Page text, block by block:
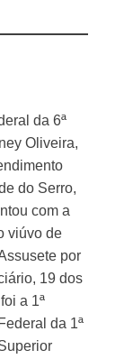
da 6ª
Oliveira,
do Serro,
com a
viúvo de
por
19 dos
a 1ª
da 1ª